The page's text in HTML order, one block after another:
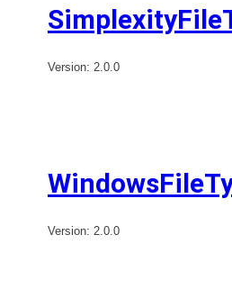
Version: 2.0.0
Version: 2.0.0